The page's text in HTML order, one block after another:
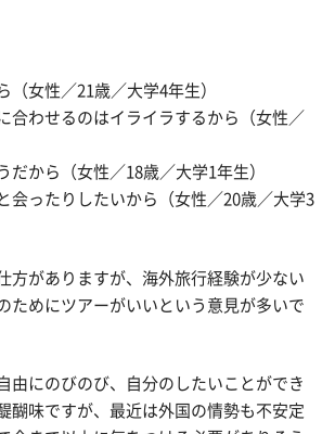
（女性／21歳／大学4年生）
合わせるのはイライラするから（女性／
だから（女性／18歳／大学1年生）
会ったりしたいから（女性／20歳／大学3
方がありますが、海外旅行経験が少ない
ためにツアーがいいという意見が多いで
由にのびのび、自分のしたいことができ
醐味ですが、最近は外国の情勢も不安定